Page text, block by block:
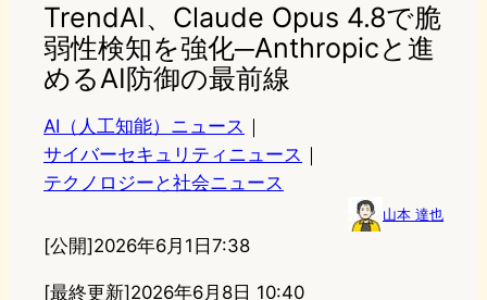
TrendAI、Claude Opus 4.8で脆
弱性検知を強化─Anthropicと進
めるAI防御の最前線
AI（人工知能）ニュース ｜
サイバーセキュリティニュース ｜
テクノロジーと社会ニュース
山本 達也
[公開]2026年6月1日7:38
[最終更新]2026年6月8日 10:40